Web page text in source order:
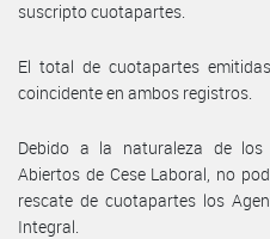
suscripto cuotapartes.
El total de cuotapartes
coincidente en ambos registros.
Debido a la naturaleza de los
Abiertos de Cese Laboral, no
rescate de cuotapartes los
Integral.